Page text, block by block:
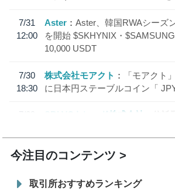
7/31
12:00
Aster
Aster、韓国RWAシーズ
を開始 $SKHYNIX・
10,000 USDT
7/30
18:30
株式会社モアクト
「モアクト
に日本円ステーブルコイン「
7/29
SBI VCトレード株式会社
信
今注目のコンテンツ
取引所おすすめランキング